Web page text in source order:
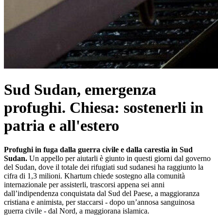
Sud Sudan, emergenza
profughi. Chiesa: sostenerli in
patria e all'estero
Profughi in fuga dalla guerra civile e dalla carestia in Sud
Sudan. Un appello per aiutarli è giunto in questi giorni dal governo
del Sudan, dove il totale dei rifugiati sud sudanesi ha raggiunto la
cifra di 1,3 milioni. Khartum chiede sostegno alla comunità
internazionale per assisterli, trascorsi appena sei anni
dall’indipendenza conquistata dal Sud del Paese, a maggioranza
cristiana e animista, per staccarsi - dopo un’annosa sanguinosa
guerra civile - dal Nord, a maggiorana islamica.